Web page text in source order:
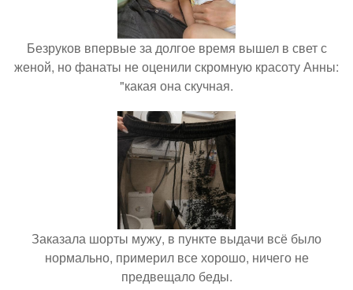
Безруков впервые за долгое время вышел в свет с
женой, но фанаты не оценили скромную красоту Анны:
"какая она скучная.
Заказала шорты мужу, в пункте выдачи всё было
нормально, примерил все хорошо, ничего не
предвещало беды.